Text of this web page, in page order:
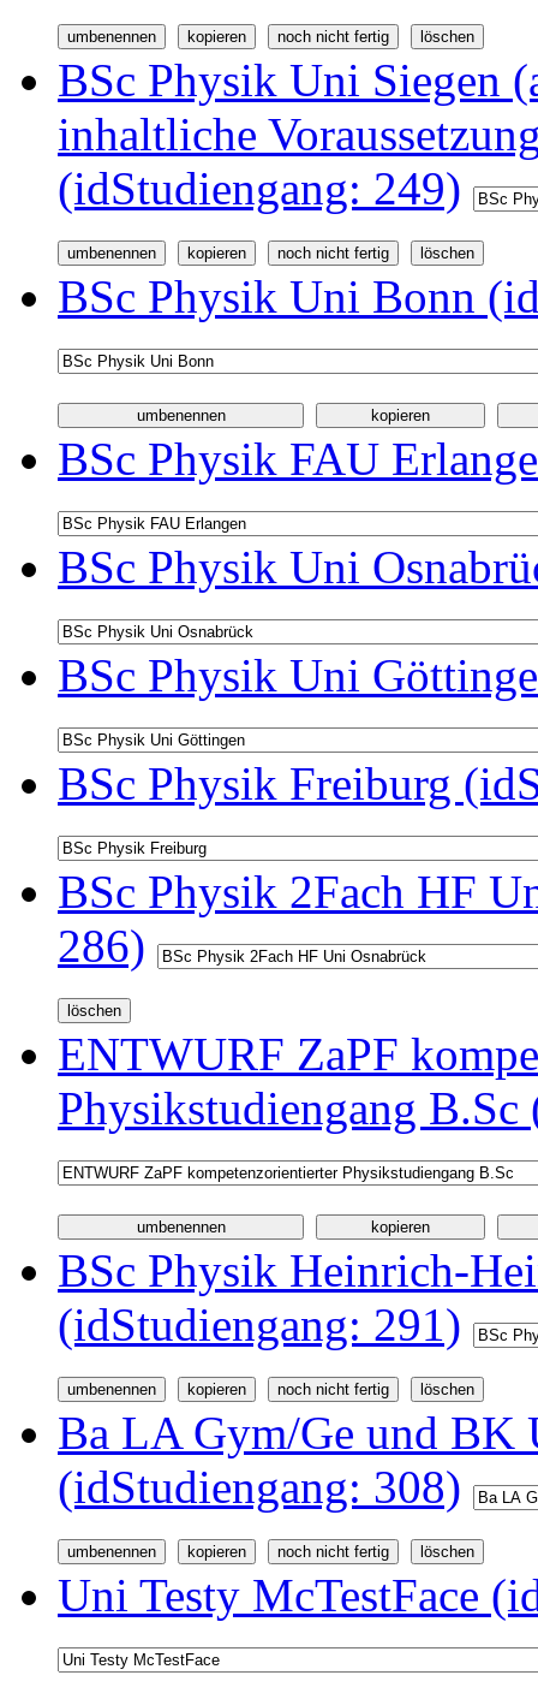
BSc Physik Uni Siegen
inhaltliche
(idStudiengang: 249)
BSc Physik Uni Bonn
BSc Physik FAU
BSc Physik Uni
BSc Physik Uni
BSc Physik Freiburg
BSc Physik 2Fach HF
286)
ENTWURF ZaPF
Physikstudiengang
BSc Physik Heinrich-
(idStudiengang: 291)
Ba LA Gym/Ge und BK
(idStudiengang: 308)
Uni Testy McTestFace